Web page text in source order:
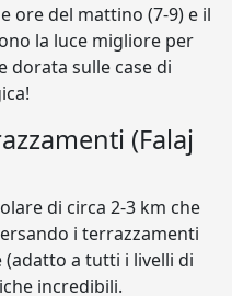
ore del mattino (7-9) e il
la luce migliore per
dorata sulle case di
(Falaj
di circa 2-3 km che
i terrazzamenti
(adatto a tutti i livelli di
incredibili.